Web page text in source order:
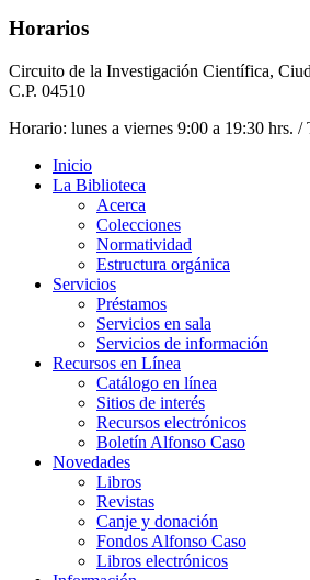
Horarios
Circuito de la Investigación Científica,
C.P. 04510
Horario: lunes a viernes 9:00 a 19:30 hrs.
Inicio
La Biblioteca
Acerca
Colecciones
Normatividad
Estructura orgánica
Servicios
Préstamos
Servicios en sala
Servicios de información
Recursos en Línea
Catálogo en línea
Sitios de interés
Recursos electrónicos
Boletín Alfonso Caso
Novedades
Libros
Revistas
Canje y donación
Fondos Alfonso Caso
Libros electrónicos